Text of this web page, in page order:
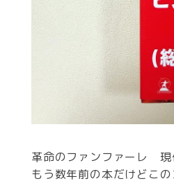
革命のファンファーレ 現
もう数年前の本だけどこ